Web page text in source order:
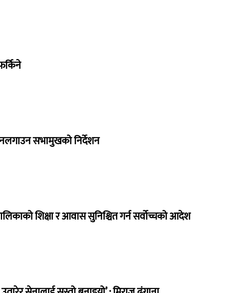
सभामुखको निर्देशन
शिक्षा र आवास सुनिश्चित गर्न सर्वोच्चको आदेश